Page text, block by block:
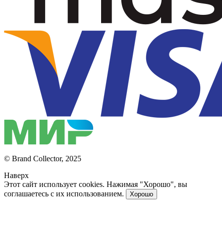
© Brand Collector, 2025
Наверх
Этот сайт использует cookies. Нажимая "Хорошо", вы
соглашаетесь с их использованием.
Хорошо